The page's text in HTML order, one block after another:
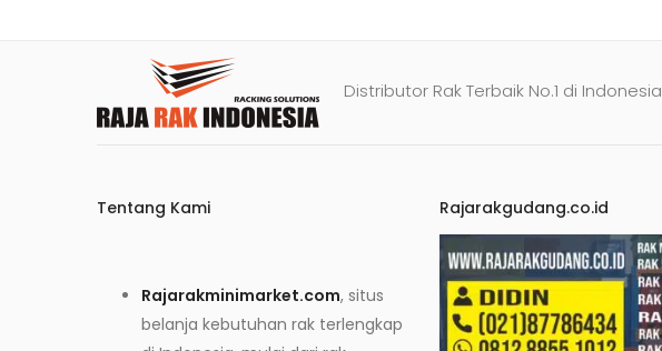
Distributor Rak Terbaik No.1 di Indonesia
Tentang Kami
Rajarakminimarket.com, situs
belanja kebutuhan rak terlengkap
Rajarakgudang.co.id